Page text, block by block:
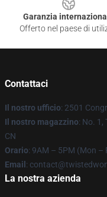
Garanzia
Offerto nel paese di
Contattaci
Il nostro ufficio: 2501
Il nostro magazzino: No. 1,
CN
Orario: 9AM – 5PM (Mon –
Email :
La nostra azienda